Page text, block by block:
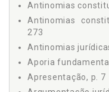
4.3 A constituição
p. 117
4.4 A planificação
129
Capítulo V - A
5.1 Dogmática,
5.2 A
Antinomias
Antinomias
273
Antinomias
Aporia
Apresentação, p. 7